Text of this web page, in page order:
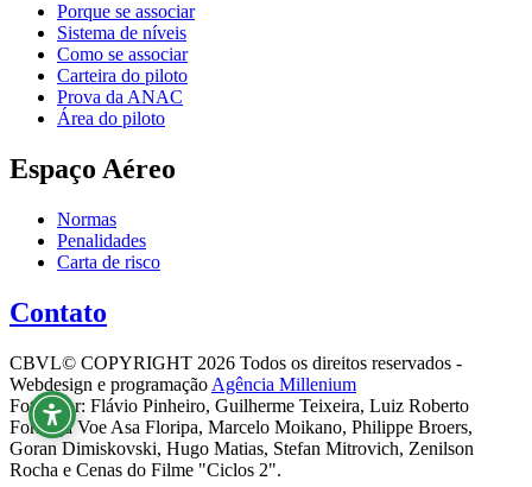
Porque se associar
Sistema de níveis
Como se associar
Carteira do piloto
Prova da ANAC
Área do piloto
Espaço Aéreo
Normas
Penalidades
Carta de risco
Contato
CBVL© COPYRIGHT 2026 Todos os direitos reservados -
Webdesign e programação Agência Millenium
Fotos por: Flávio Pinheiro, Guilherme Teixeira, Luiz Roberto
Formiga Voe Asa Floripa, Marcelo Moikano, Philippe Broers,
Goran Dimiskovski, Hugo Matias, Stefan Mitrovich, Zenilson
Rocha e Cenas do Filme "Ciclos 2".